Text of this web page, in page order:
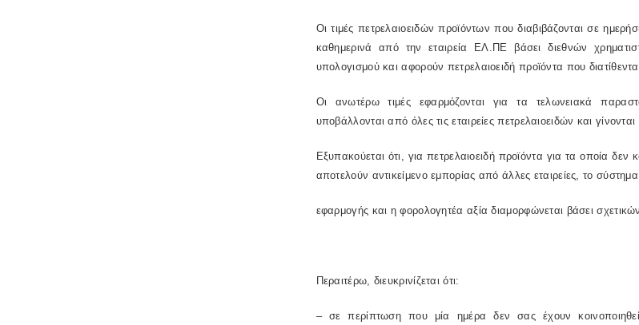
Οι τιμές πετρελαιοειδών προϊόντων που διαβιβάζονται σε
καθημερινά από την εταιρεία ΕΛ.ΠΕ βάσει διεθνών
υπολογισμού και αφορούν πετρελαιοειδή προϊόντα που
Οι ανωτέρω τιμές εφαρμόζονται για τα τελωνειακά
υποβάλλονται από όλες τις εταιρείες πετρελαιοειδών και
Εξυπακούεται ότι, για πετρελαιοειδή προϊόντα για τα οποία δεν
αποτελούν αντικείμενο εμπορίας από άλλες εταιρείες, το
εφαρμογής και η φορολογητέα αξία διαμορφώνεται βάσει
Περαιτέρω, διευκρινίζεται ότι:
– σε περίπτωση που μία ημέρα δεν σας έχουν